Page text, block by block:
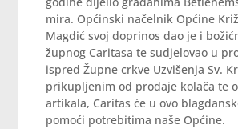
mira. Općinski načelnik Općine
Magdić svoj doprinos dao je i
župnog Caritasa te sudjelovao u
ispred Župne crkve Uzvišenja Sv.
prikupljenim od prodaje kolača te
artikala, Caritas će u ovo
pomoći potrebitima naše Općine.